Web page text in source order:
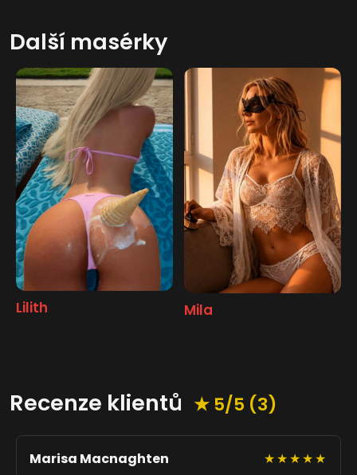
Další masérky
Lilith Mila
Recenze klientů ★ 5/5 (3)
Marisa Macnaghten
★★★★★